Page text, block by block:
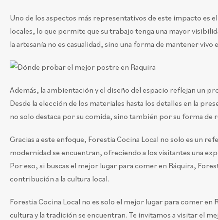
Uno de los aspectos más representativos de este impacto es
locales, lo que permite que su trabajo tenga una mayor
la artesanía no es casualidad, sino una forma de mantener
Además, la ambientación y el diseño del espacio reflejan un
Desde la elección de los materiales hasta los detalles en la
no solo destaca por su comida, sino también por su forma de
Gracias a este enfoque, Forestia Cocina Local no solo es un
modernidad se encuentran, ofreciendo a los visitantes una
Por eso, si buscas el mejor lugar para comer en Ráquira,
contribución a la cultura local.
Forestia Cocina Local no es solo el mejor lugar para comer
cultura y la tradición se encuentran. Te invitamos a visitar el